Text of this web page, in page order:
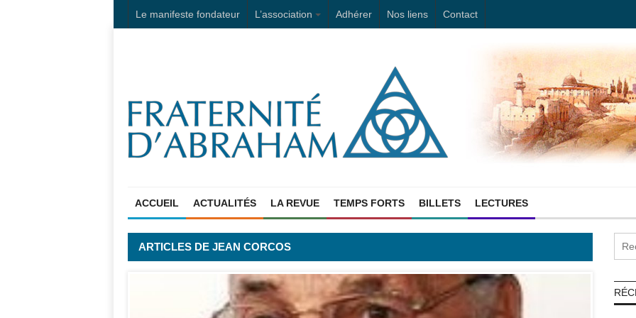
Le manifeste fondateur L’association Adhérer Nos liens Contact
ACCUEIL ACTUALITÉS LA REVUE TEMPS FORTS BILLETS LECTURES
ARTICLES DE JEAN CORCOS